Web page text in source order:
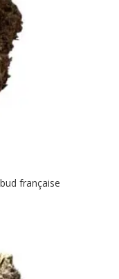
française